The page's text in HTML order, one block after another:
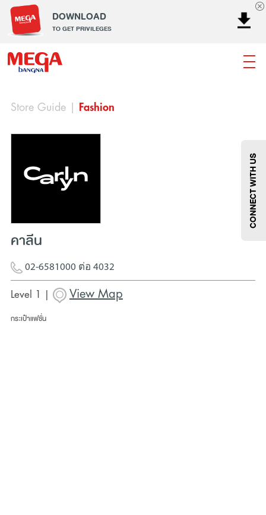
DOWNLOAD
TO GET PRIVILEGES
ธนาคาร ร้านอาหาร
CONNECT WITH US
Store Guide| Fashion
คาลีน
02-6581000 ต่อ 4032
Level 1 | View Map
กระเป๋าแฟชั่น